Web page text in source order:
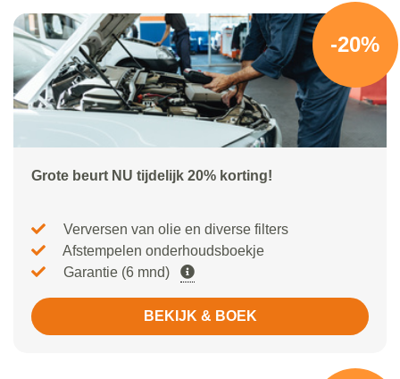
-20%
Grote beurt NU tijdelijk 20% korting!
Verversen van olie en diverse filters
Afstempelen onderhoudsboekje
Garantie (6 mnd)
BEKIJK & BOEK